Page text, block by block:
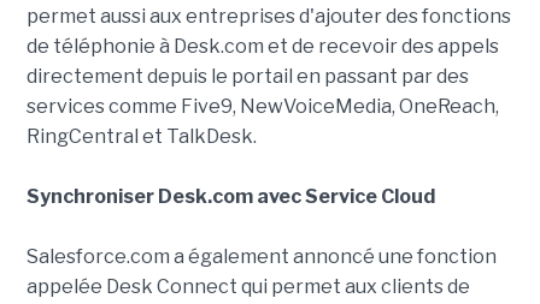
permet aussi aux entreprises d'ajouter des fonctions
de téléphonie à Desk.com et de recevoir des appels
directement depuis le portail en passant par des
services comme Five9, NewVoiceMedia, OneReach,
RingCentral et TalkDesk.
Synchroniser Desk.com avec Service Cloud
Salesforce.com a également annoncé une fonction
appelée Desk Connect qui permet aux clients de